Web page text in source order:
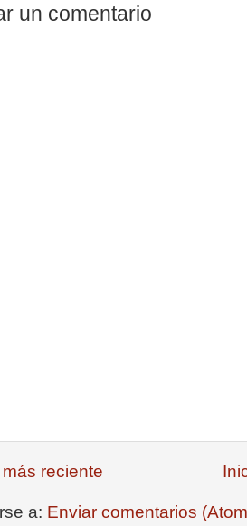
un comentario
reciente
a: Enviar comentarios